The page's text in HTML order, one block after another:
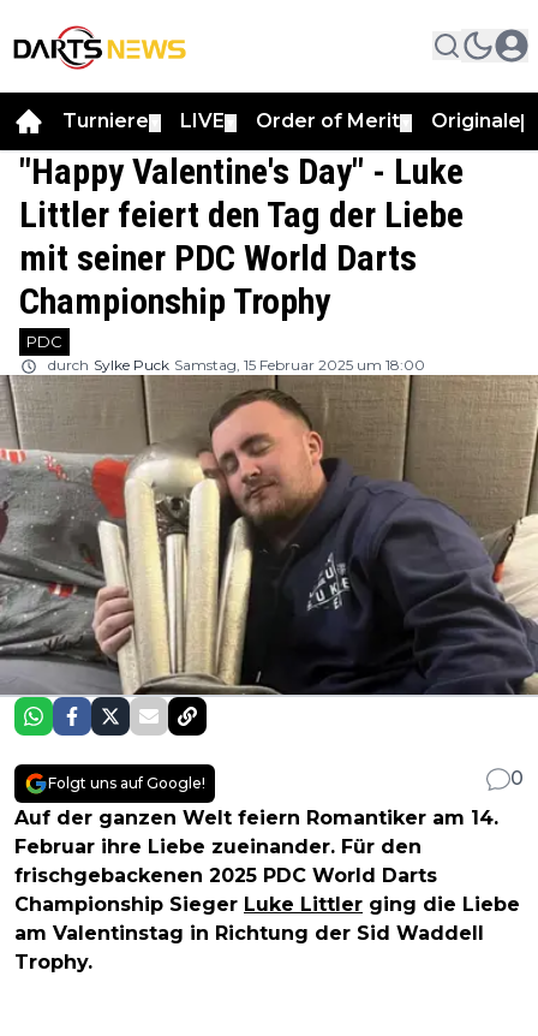
Turniere LIVE Order of Merit Originale
"Happy Valentine's Day" - Luke
Littler feiert den Tag der Liebe
mit seiner PDC World Darts
Championship Trophy
PDC
durch Sylke Puck Samstag, 15 Februar 2025 um 18:00
Folgt uns auf Google!
0
Auf der ganzen Welt feiern Romantiker am 14.
Februar ihre Liebe zueinander. Für den
frischgebackenen 2025 PDC World Darts
Championship Sieger Luke Littler ging die Liebe
am Valentinstag in Richtung der Sid Waddell
Trophy.